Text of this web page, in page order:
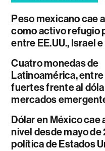
Peso mexicano cae
como activo refugio
entre EE.UU., Israel
Cuatro monedas de
Latinoamérica, entre
fuertes frente al
mercados
Dólar en México cae
nivel desde mayo
política de Estados